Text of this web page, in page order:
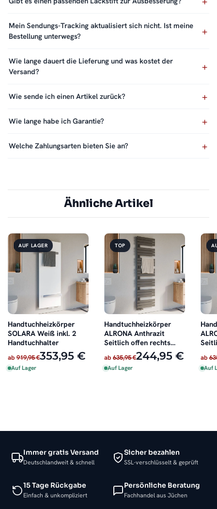
Mein Sendungs-Tracking aktualisiert sich nicht. Ist meine
Bestellung unterwegs?
Wie lange dauert die Lieferung und was kostet der
Versand?
Wie sende ich einen Artikel zurück?
Wie lange habe ich Garantie?
Welche Zahlungsarten bieten Sie an?
Ähnliche Artikel
AUF LAGER
Handtuchheizkörper
SOLARA Weiß inkl. 2
Handtuchhalter
ab 919,95 €353,95 €
Auf Lager
TOP
Handtuchheizkörper
ALRONA Anthrazit
Seitlich offen rechts
oder links
ab 635,95 €244,95 €
Auf Lager
ab
Auf
Immer gratis Versand
Deutschlandweit & schnell
Sicher bezahlen
SSL-verschlüsselt & geprüft
15 Tage Rückgabe
Einfach & unkompliziert
Persönliche Beratung
Fachhandel aus Jüchen